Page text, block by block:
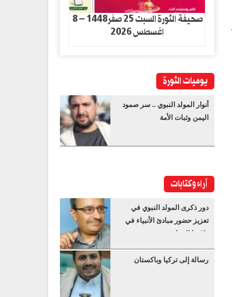
صحيفة الثورة السبت 25 صفر1448 – 8
اغسطس 2026
يوميات الثورة
أنوار المولد النبوي .. سر صمود
اليمن وثبات الأمة
آراء وكتابات
دور ذكرى المولد النبوي في
تعزيز حضور مبادئ الأنبياء في
واقعنا المعاصر
رسالة إلى تركيا وباكستان